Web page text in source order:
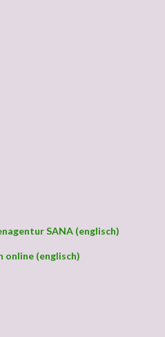
SANA (englisch)
online (englisch)